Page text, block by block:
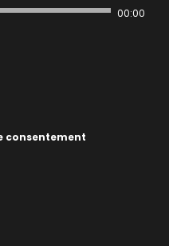
00:00
consentement